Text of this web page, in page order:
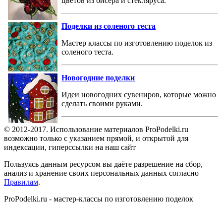
Поделки из соленого теста
Мастер классы по изготовлению поделок из
соленого теста.
Новогодние поделки
Идеи новогодних сувениров, которые можно
сделать своими руками.
© 2012-2017. Использование материалов ProPodelki.ru
возможно только с указанием прямой, и открытой для
индексации, гиперссылки на наш сайт
Пользуясь данным ресурсом вы даёте разрешение на сбор,
анализ и хранение своих персональных данных согласно
Правилам.
ProPodelki.ru - мастер-классы по изготовлению поделок